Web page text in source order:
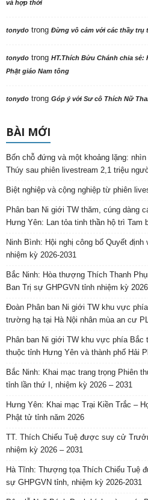
và hợp thời
tonydo trong Đừng vô cảm với các thầy trụ
tonydo trong HT.Thích Bửu Chánh chia
Phật giáo Nam tông
tonydo trong Góp ý với Sư cô Thích Nữ
BÀI MỚI
Bốn chỗ đứng và một khoảng lặng:
Thúy sau phiên livestream 2,1 triệu
Biệt nghiệp và cộng nghiệp từ phiên
Phân ban Ni giới TW thăm, cúng dàng
Hưng Yên: Lan tỏa tinh thần hộ trì Tam
Ninh Bình: Hội nghị công bố Quyết
nhiệm kỳ 2026-2031
Bắc Ninh: Hòa thượng Thích Thanh
Ban Trị sự GHPGVN tỉnh nhiệm kỳ
Đoàn Phân ban Ni giới TW khu vực
trường hạ tại Hà Nội nhân mùa an cư
Phân ban Ni giới TW khu vực phía Bắc
thuộc tỉnh Hưng Yên và thành phố Hải
Bắc Ninh: Khai mạc trang trọng Phiên
tỉnh lần thứ I, nhiệm kỳ 2026 – 2031
Hưng Yên: Khai mạc Trại Kiền Trắc –
Phật tử tỉnh năm 2026
TT. Thích Chiếu Tuệ được suy cử
nhiệm kỳ 2026 – 2031
Hà Tĩnh: Thượng tọa Thích Chiếu Tuệ
sự GHPGVN tỉnh, nhiệm kỳ 2026-2031